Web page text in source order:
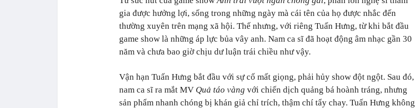
gia được hưởng lợi, sống trong những ngày mà cái tên của họ được nhắc đến
thường xuyên trên mạng xã hội. Thế nhưng, với riêng Tuấn Hưng, từ khi bắt đầu
game show là những áp lực bủa vây anh. Nam ca sĩ đã hoạt động âm nhạc gần 30
năm và chưa bao giờ chịu dư luận trái chiều như vậy.
Vận hạn Tuấn Hưng bắt đầu với sự cố mất giọng, phải hủy show đột ngột. Sau đó,
nam ca sĩ ra mắt MV Quả táo vàng với chiến dịch quảng bá hoành tráng, nhưng
sản phẩm nhanh chóng bị khán giả chỉ trích, thậm chí tẩy chay. Tuấn Hưng không